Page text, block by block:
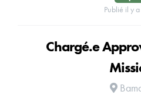
Publié il y
Chargé.e